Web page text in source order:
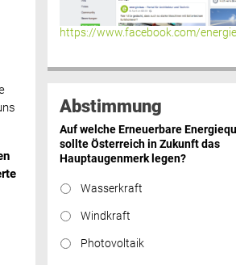
https://www.facebook.com/
Abstimmung
Auf welche Erneuerbare
sollte Österreich in Zukunft das
Hauptaugenmerk legen?
Wasserkraft
Windkraft
Photovoltaik